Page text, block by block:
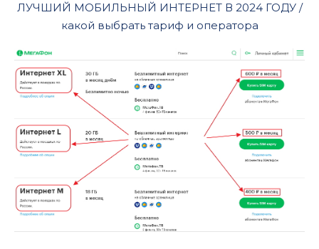
ЛУЧШИЙ МОБИЛЬНЫЙ ИНТЕРНЕТ В 2024 ГОДУ /
какой выбрать тариф и оператора